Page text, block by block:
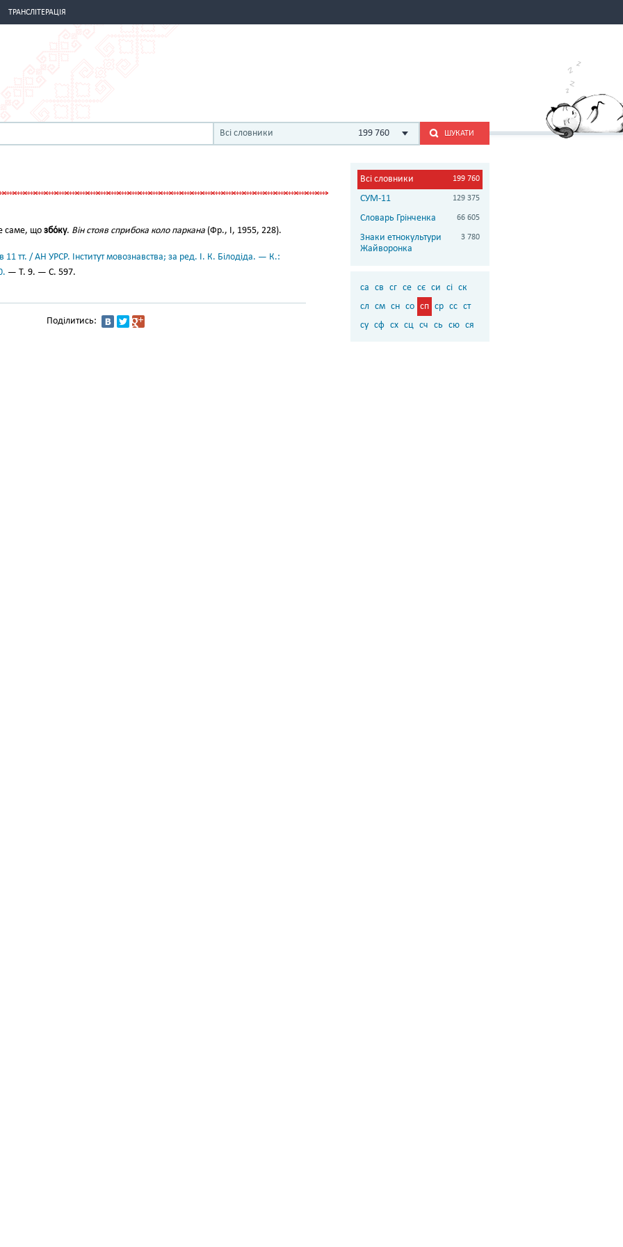
ТРАНСЛІТЕРАЦІЯ
Всі словники 199 760 ШУКАТИ
саме, що збо́ку. Він стояв сприбока коло паркана (Фр., І, 1955, 228).
11 тт. / АН УРСР. Інститут мовознавства; за ред. І. К. Білодіда. — К.:
— Т. 9. — С. 597.
Поділитись:
Всі словники 199 760
СУМ-11 129 375
Словарь Грінченка 66 605
Знаки етнокультури
Жайворонка
3 780
са св сг се сє си сі ск
сл см сн со сп ср сс ст
су сф сх сц сч сь сю ся